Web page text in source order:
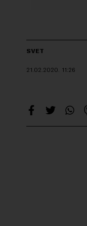
SVET
21.02.2020. 11:26